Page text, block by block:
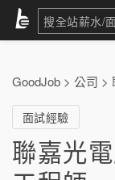
GoodJob > 公司 >
面試經驗
聯嘉光